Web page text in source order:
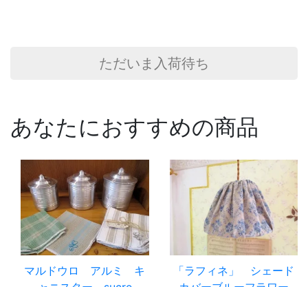
ただいま入荷待ち
あなたにおすすめの商品
マルドウロ アルミ キ
「ラフィネ」 シェード